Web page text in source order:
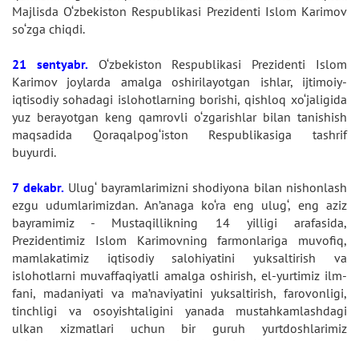
Majlisda O‘zbekiston Respublikasi Prezidenti Islom Karimov
so‘zga chiqdi.
21 sentyabr.O‘zbekiston Respublikasi Prezidenti Islom
Karimov joylarda amalga oshirilayotgan ishlar, ijtimoiy-
iqtisodiy sohadagi islohotlarning borishi, qishloq xo‘jaligida
yuz berayotgan keng qamrovli o‘zgarishlar bilan tanishish
maqsadida Qoraqalpog‘iston Respublikasiga tashrif
buyurdi.
7 dekabr.Ulug‘ bayramlarimizni shodiyona bilan nishonlash
ezgu udumlarimizdan. An’anaga ko‘ra eng ulug‘, eng aziz
bayramimiz - Mustaqillikning 14 yilligi arafasida,
Prezidentimiz Islom Karimovning farmonlariga muvofiq,
mamlakatimiz iqtisodiy salohiyatini yuksaltirish va
islohotlarni muvaffaqiyatli amalga oshirish, el-yurtimiz ilm-
fani, madaniyati va ma’naviyatini yuksaltirish, farovonligi,
tinchligi va osoyishtaligini yanada mustahkamlashdagi
ulkan xizmatlari uchun bir guruh yurtdoshlarimiz